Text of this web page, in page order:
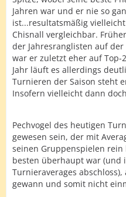
Jahren war und er nie so
ist...resultatsmäßig
Chisnall vergleichbar.
der Jahresranglisten auf
war er zuletzt eher auf Top-
Jahr läuft es allerdings
Turnieren der Saison steht
Insofern vielleicht dann
Pechvogel des heutigen
gewesen sein, der mit
seinen Gruppenspielen
besten überhaupt war (und
Turnieraverages
gewann und somit nicht